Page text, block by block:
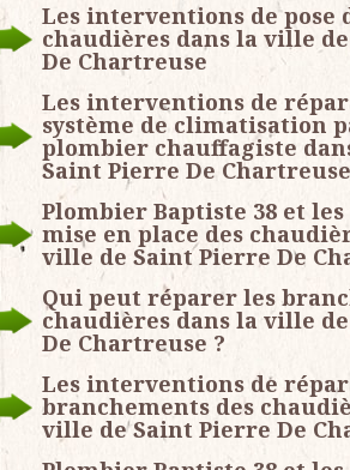
Les interventions de pose
chaudières dans la ville
De Chartreuse
Les interventions de
système de climatisation
plombier chauffagiste
Saint Pierre De Chartreuse
Plombier Baptiste 38 et
mise en place des
ville de Saint Pierre De
Qui peut réparer les
chaudières dans la ville
De Chartreuse ?
Les interventions de
branchements des
ville de Saint Pierre De